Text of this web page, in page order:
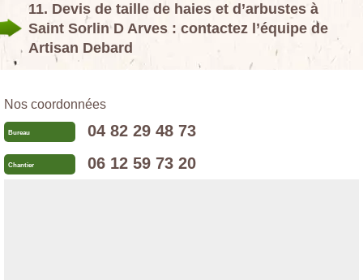
11. Devis de taille de haies et d’arbustes à
Saint Sorlin D Arves : contactez l’équipe de
Artisan Debard
Nos coordonnées
Bureau 04 82 29 48 73
Chantier 06 12 59 73 20